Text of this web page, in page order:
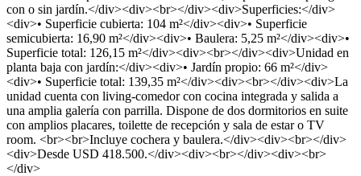
con o sin jardín.</div><div><br></div><div>Superficies:</div>
<div>• Superficie cubierta: 104 m²</div><div>• Superficie
semicubierta: 16,90 m²</div><div>• Baulera: 5,25 m²</div><div>•
Superficie total: 126,15 m²</div><div><br></div><div>Unidad en
planta baja con jardín:</div><div>• Jardín propio: 66 m²</div>
<div>• Superficie total: 139,35 m²</div><div><br></div><div>La
unidad cuenta con living-comedor con cocina integrada y salida a
una amplia galería con parrilla. Dispone de dos dormitorios en suite
con amplios placares, toilette de recepción y sala de estar o TV
room. <br><br>Incluye cochera y baulera.</div><div><br></div>
<div>Desde USD 418.500.</div><div><br></div><div><br>
</div>